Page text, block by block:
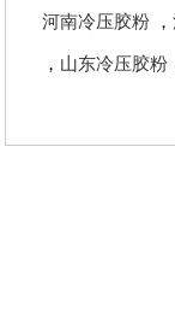
河南冷压胶粉 ，
， 山东冷压胶粉